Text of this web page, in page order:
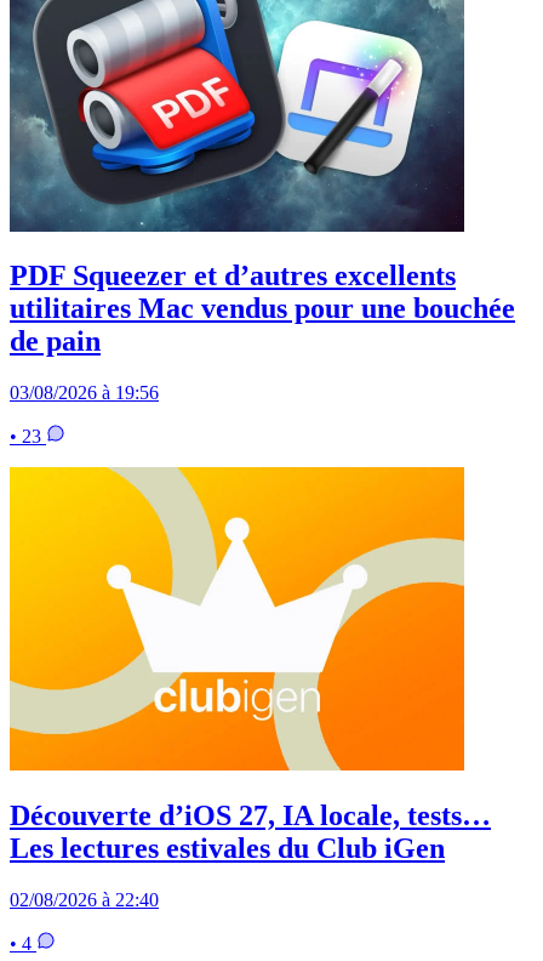
PDF Squeezer et d’autres excellents
utilitaires Mac vendus pour une bouchée
de pain
03/08/2026 à 19:56
• 23
Découverte d’iOS 27, IA locale, tests…
Les lectures estivales du Club iGen
02/08/2026 à 22:40
• 4